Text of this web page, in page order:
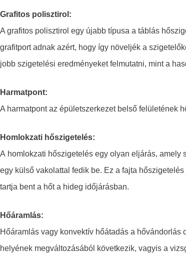
Grafitos polisztirol:
A grafitos polisztirol egy újabb típusa a táblás
grafitport adnak azért, hogy így növeljék a
jobb szigetelési eredményeket felmutatni, mint a
Harmatpont:
A harmatpont az épületszerkezet belső felületének
Homlokzati hőszigetelés:
A homlokzati hőszigetelés egy olyan eljárás,
egy külső vakolattal fedik be. Ez a fajta
tartja bent a hőt a hideg időjárásban.
Hőáramlás:
Hőáramlás vagy konvektív hőátadás a
helyének megváltozásából következik, vagyis a